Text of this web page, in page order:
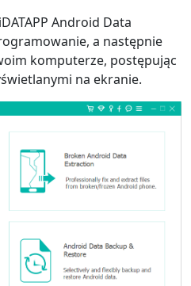
Android Data
a następnie
komputerze, postępując
na ekranie.